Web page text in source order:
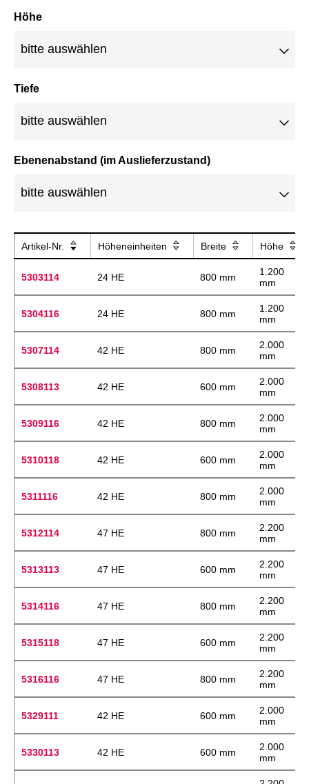
Höhe
Tiefe
Ebenenabstand (im Auslieferzustand)
Artikel-Nr. Höheneinheiten Breite Höhe
5303114 24 HE 800 mm
1.200
mm
5304116 24 HE 800 mm
1.200
mm
5307114 42 HE 800 mm
2.000
mm
5308113 42 HE 600 mm
2.000
mm
5309116 42 HE 800 mm
2.000
mm
5310118 42 HE 600 mm
2.000
mm
5311116 42 HE 800 mm
2.000
mm
5312114 47 HE 800 mm
2.200
mm
5313113 47 HE 600 mm
2.200
mm
5314116 47 HE 800 mm
2.200
mm
5315118 47 HE 600 mm
2.200
mm
5316116 47 HE 800 mm
2.200
mm
5329111 42 HE 600 mm
2.000
mm
5330113 42 HE 600 mm
2.000
mm